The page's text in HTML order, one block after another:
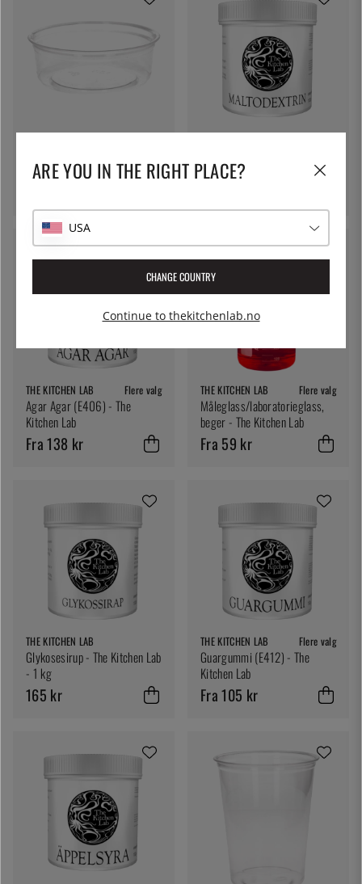
Kitchen Lab
THE KITCHEN LAB Flere valg
Agar Agar (E406) - The
Kitchen Lab
Fra 138 kr
THE KITCHEN LAB Flere valg
Måleglass/laboratorieglass,
beger - The Kitchen Lab
Fra 59 kr
THE KITCHEN LAB
Glykosesirup - The Kitchen Lab
- 1 kg
165 kr
THE KITCHEN LAB Flere valg
Guargummi (E412) - The
Kitchen Lab
Fra 105 kr
ARE YOU IN THE RIGHT PLACE?
USA
CHANGE COUNTRY
Continue to thekitchenlab.no